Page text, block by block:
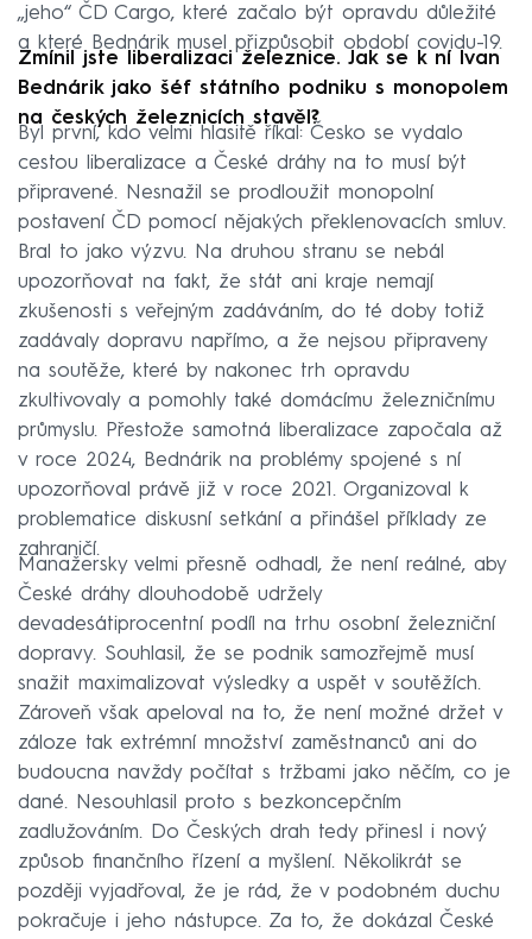
„jeho“ ČD Cargo, které začalo být opravdu důležité
a které Bednárik musel přizpůsobit období covidu-19.
Zmínil jste liberalizaci železnice. Jak se k ní Ivan
Bednárik jako šéf státního podniku s monopolem
na českých železnicích stavěl?
Byl první, kdo velmi hlasitě říkal: Česko se vydalo
cestou liberalizace a České dráhy na to musí být
připravené. Nesnažil se prodloužit monopolní
postavení ČD pomocí nějakých překlenovacích smluv.
Bral to jako výzvu. Na druhou stranu se nebál
upozorňovat na fakt, že stát ani kraje nemají
zkušenosti s veřejným zadáváním, do té doby totiž
zadávaly dopravu napřímo, a že nejsou připraveny
na soutěže, které by nakonec trh opravdu
zkultivovaly a pomohly také domácímu železničnímu
průmyslu. Přestože samotná liberalizace započala až
v roce 2024, Bednárik na problémy spojené s ní
upozorňoval právě již v roce 2021. Organizoval k
problematice diskusní setkání a přinášel příklady ze
zahraničí.
Manažersky velmi přesně odhadl, že není reálné, aby
České dráhy dlouhodobě udržely
devadesátiprocentní podíl na trhu osobní železniční
dopravy. Souhlasil, že se podnik samozřejmě musí
snažit maximalizovat výsledky a uspět v soutěžích.
Zároveň však apeloval na to, že není možné držet v
záloze tak extrémní množství zaměstnanců ani do
budoucna navždy počítat s tržbami jako něčím, co je
dané. Nesouhlasil proto s bezkoncepčním
zadlužováním. Do Českých drah tedy přinesl i nový
způsob finančního řízení a myšlení. Několikrát se
později vyjadřoval, že je rád, že v podobném duchu
pokračuje i jeho nástupce. Za to, že dokázal České